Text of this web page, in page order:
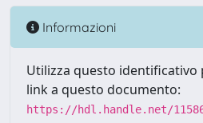
Informazioni
Utilizza questo identificativo
link a questo documento:
https://hdl.handle.net/